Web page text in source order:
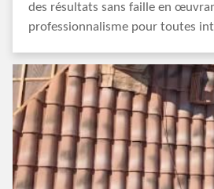
des résultats sans faille en
professionnalisme pour toutes